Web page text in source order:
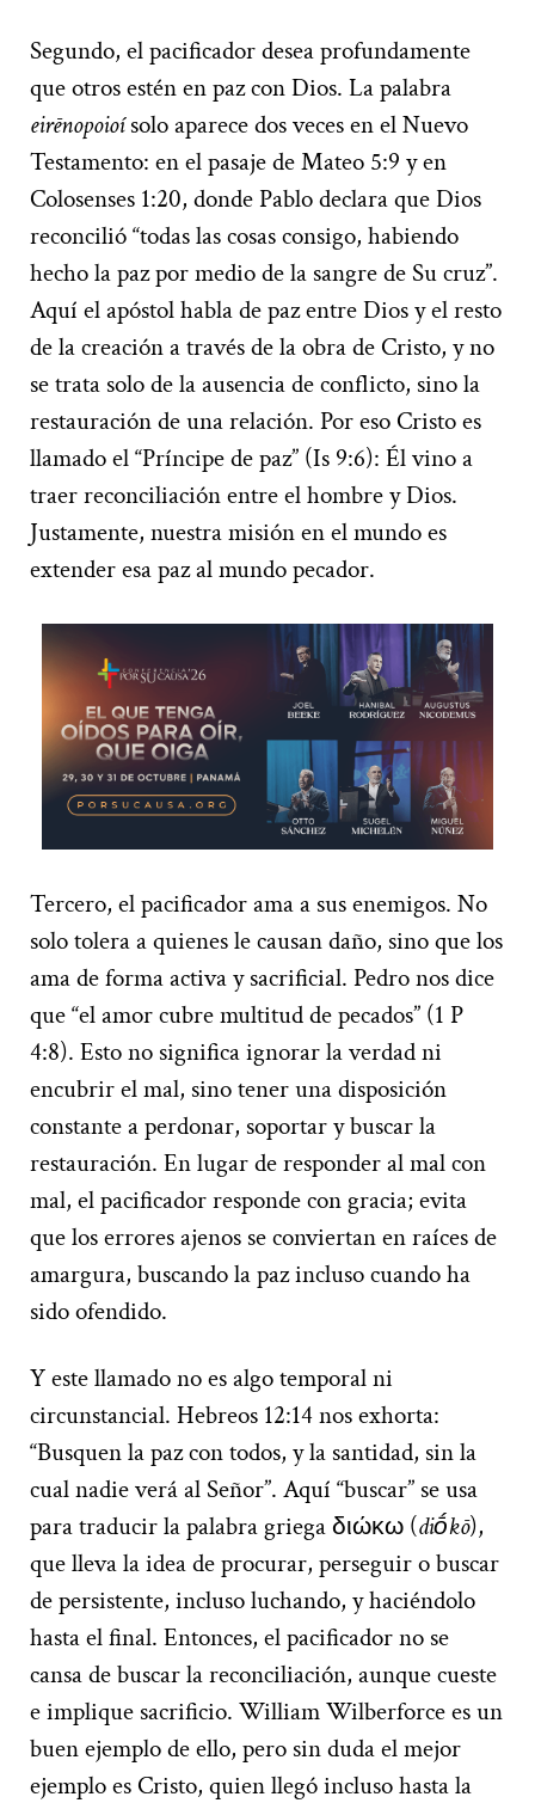
Segundo, el pacificador desea profundamente
que otros estén en paz con Dios. La palabra
eirēnopoioísolo aparece dos veces en el Nuevo
Testamento: en el pasaje de Mateo 5:9 y en
Colosenses 1:20, donde Pablo declara que Dios
reconcilió “todas las cosas consigo, habiendo
hecho la paz por medio de la sangre de Su cruz”.
Aquí el apóstol habla de paz entre Dios y el resto
de la creación a través de la obra de Cristo, y no
se trata solo de la ausencia de conflicto, sino la
restauración de una relación. Por eso Cristo es
llamado el “Príncipe de paz” (Is 9:6): Él vino a
traer reconciliación entre el hombre y Dios.
Justamente, nuestra misión en el mundo es
extender esa paz al mundo pecador.
Tercero, el pacificador ama a sus enemigos. No
solo tolera a quienes le causan daño, sino que los
ama de forma activa y sacrificial. Pedro nos dice
que “el amor cubre multitud de pecados” (1 P
4:8). Esto no significa ignorar la verdad ni
encubrir el mal, sino tener una disposición
constante a perdonar, soportar y buscar la
restauración. En lugar de responder al mal con
mal, el pacificador responde con gracia; evita
que los errores ajenos se conviertan en raíces de
amargura, buscando la paz incluso cuando ha
sido ofendido.
Y este llamado no es algo temporal ni
circunstancial. Hebreos 12:14 nos exhorta:
“Busquen la paz con todos, y la santidad, sin la
cual nadie verá al Señor”. Aquí “buscar” se usa
para traducir la palabra griega διώκω (diṓkō),
que lleva la idea de procurar, perseguir o buscar
de persistente, incluso luchando, y haciéndolo
hasta el final. Entonces, el pacificador no se
cansa de buscar la reconciliación, aunque cueste
e implique sacrificio. William Wilberforce es un
buen ejemplo de ello, pero sin duda el mejor
ejemplo es Cristo, quien llegó incluso hasta la